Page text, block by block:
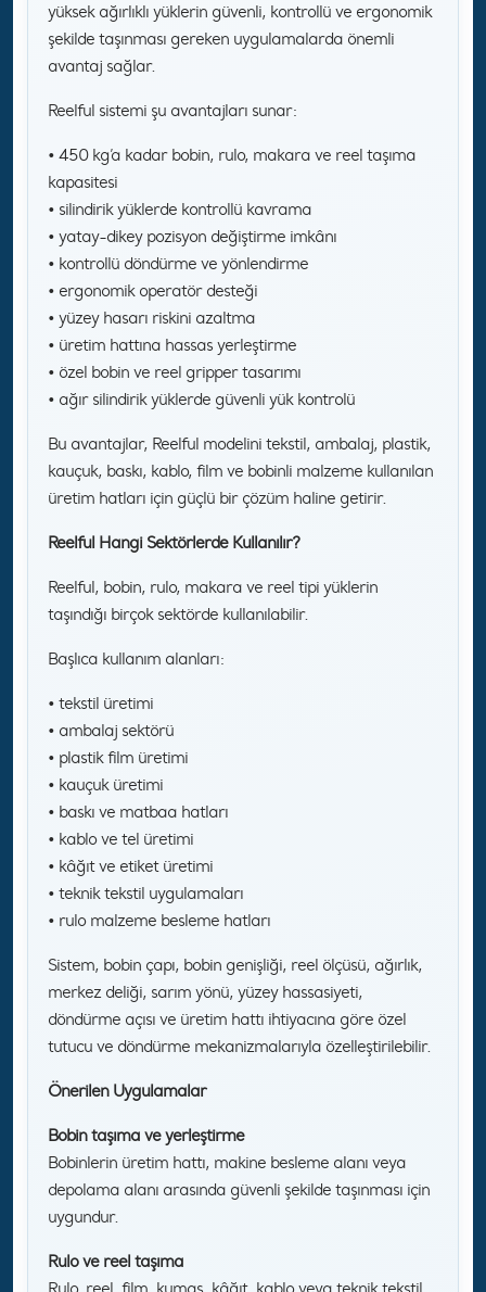
yüksek ağırlıklı yüklerin güvenli, kontrollü ve ergonomik
şekilde taşınması gereken uygulamalarda önemli
avantaj sağlar.
Reelful sistemi şu avantajları sunar:
• 450 kg’a kadar bobin, rulo, makara ve reel taşıma
kapasitesi
• silindirik yüklerde kontrollü kavrama
• yatay-dikey pozisyon değiştirme imkânı
• kontrollü döndürme ve yönlendirme
• ergonomik operatör desteği
• yüzey hasarı riskini azaltma
• üretim hattına hassas yerleştirme
• özel bobin ve reel gripper tasarımı
• ağır silindirik yüklerde güvenli yük kontrolü
Bu avantajlar, Reelful modelini tekstil, ambalaj, plastik,
kauçuk, baskı, kablo, film ve bobinli malzeme kullanılan
üretim hatları için güçlü bir çözüm haline getirir.
Reelful Hangi Sektörlerde Kullanılır?
Reelful, bobin, rulo, makara ve reel tipi yüklerin
taşındığı birçok sektörde kullanılabilir.
Başlıca kullanım alanları:
• tekstil üretimi
• ambalaj sektörü
• plastik film üretimi
• kauçuk üretimi
• baskı ve matbaa hatları
• kablo ve tel üretimi
• kâğıt ve etiket üretimi
• teknik tekstil uygulamaları
• rulo malzeme besleme hatları
Sistem, bobin çapı, bobin genişliği, reel ölçüsü, ağırlık,
merkez deliği, sarım yönü, yüzey hassasiyeti,
döndürme açısı ve üretim hattı ihtiyacına göre özel
tutucu ve döndürme mekanizmalarıyla özelleştirilebilir.
Önerilen Uygulamalar
Bobin taşıma ve yerleştirme
Bobinlerin üretim hattı, makine besleme alanı veya
depolama alanı arasında güvenli şekilde taşınması için
uygundur.
Rulo ve reel taşıma